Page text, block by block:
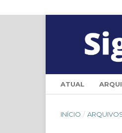
ATUAL
INÍCIO /